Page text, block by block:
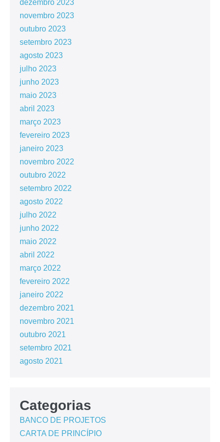
dezembro 2023
novembro 2023
outubro 2023
setembro 2023
agosto 2023
julho 2023
junho 2023
maio 2023
abril 2023
março 2023
fevereiro 2023
janeiro 2023
novembro 2022
outubro 2022
setembro 2022
agosto 2022
julho 2022
junho 2022
maio 2022
abril 2022
março 2022
fevereiro 2022
janeiro 2022
dezembro 2021
novembro 2021
outubro 2021
setembro 2021
agosto 2021
Categorias
BANCO DE PROJETOS
CARTA DE PRINCÍPIO